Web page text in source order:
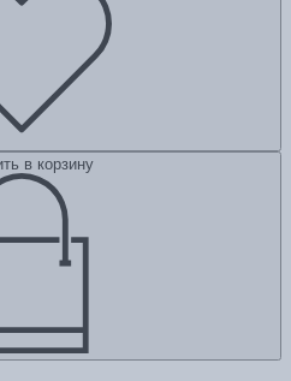
в корзину